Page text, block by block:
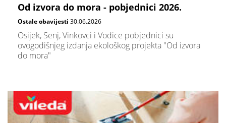
Od izvora do mora - pobjednici 2026.
Ostale obavijesti 30.06.2026
Osijek, Senj, Vinkovci i Vodice pobjednici su
ovogodišnjeg izdanja ekološkog projekta "Od izvora
do mora"